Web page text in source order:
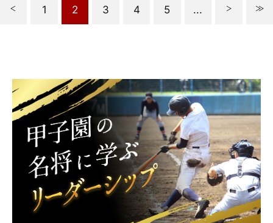
1 2 3 4 5 ...